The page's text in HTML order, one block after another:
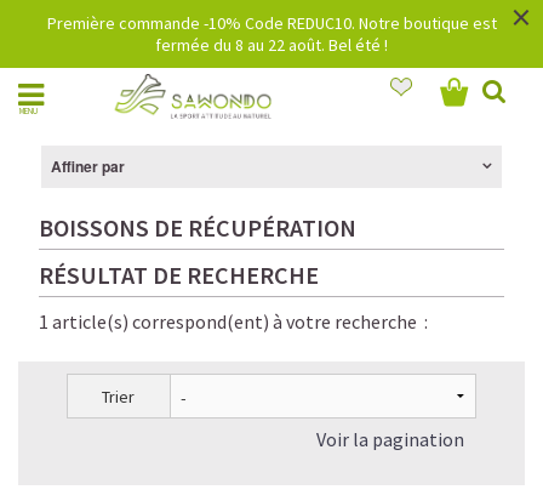
Première commande -10% Code REDUC10. Notre boutique est
fermée du 8 au 22 août. Bel été !
×
MENU
Affiner par
BOISSONS DE RÉCUPÉRATION
RÉSULTAT DE RECHERCHE
1 article(s) correspond(ent) à votre recherche :
Trier
Voir la pagination